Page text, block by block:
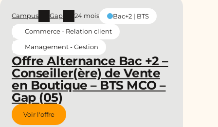
Offre Alternance Bac +2 –
Conseiller(ère) de Vente
en Boutique – BTS MCO –
Gap (05)
Campus Gap 24 mois
Bac+2 | BTS
Commerce - Relation client
Management - Gestion
Voir l'offre